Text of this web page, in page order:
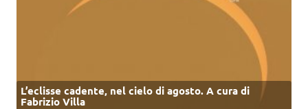
L’eclisse cadente, nel cielo di agosto. A cura di
Fabrizio Villa